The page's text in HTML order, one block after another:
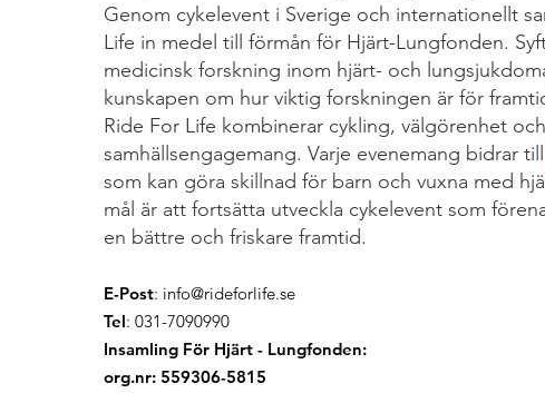
Genom cykelevent i Sverige och internationellt
Life in medel till förmån för Hjärt-Lungfonden.
medicinsk forskning inom hjärt- och
kunskapen om hur viktig forskningen är för
Ride For Life kombinerar cykling, välgörenhet och
samhällsengagemang. Varje evenemang bidrar
som kan göra skillnad för barn och vuxna med
mål är att fortsätta utveckla cykelevent som
en bättre och friskare framtid.
E-Post: info@rideforlife.se
Tel: 031-7090990
Insamling För Hjärt - Lungfonden:
org.nr: 559306-5815